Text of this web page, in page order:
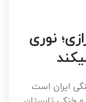
نوری
ایران است